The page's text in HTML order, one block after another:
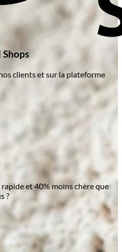
clients et sur la plateforme
et 40% moins chère que
?